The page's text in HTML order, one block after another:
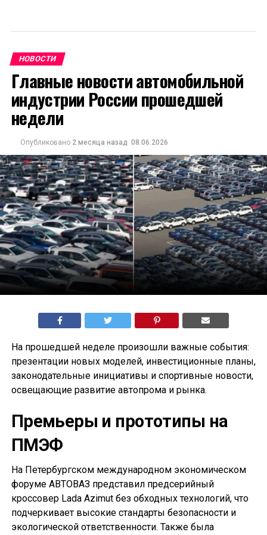
НОВОСТИ
Главные новости автомобильной
индустрии России прошедшей
недели
Опубликовано 2 месяца назад 08.06.2026
На прошедшей неделе произошли важные события:
презентации новых моделей, инвестиционные планы,
законодательные инициативы и спортивные новости,
освещающие развитие автопрома и рынка.
Премьеры и прототипы на
ПМЭФ
На Петербургском международном экономическом
форуме АВТОВАЗ представил предсерийный
кроссовер Lada Azimut без обходных технологий, что
подчеркивает высокие стандарты безопасности и
экологической ответственности. Также была